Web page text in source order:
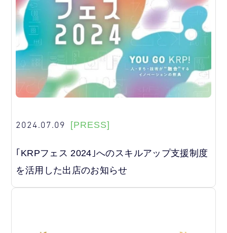
2024.07.09 [PRESS]
｢KRPフェス 2024｣へのスキルアップ支援制度
を活用した出店のお知らせ